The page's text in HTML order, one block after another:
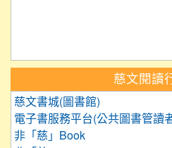
慈文閱讀
慈文書城(圖書館)
電子書服務平台(公共圖書管讀
非「慈」Book